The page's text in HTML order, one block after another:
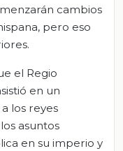
cambios
pero eso
el Regio
en un
los reyes
asuntos
en su imperio y